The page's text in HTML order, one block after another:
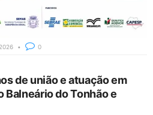
0
de união e atuação em
Balneário do Tonhão e